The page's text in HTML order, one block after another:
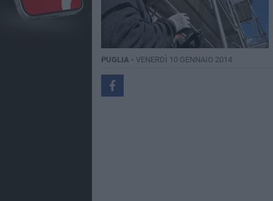
PUGLIA - VENERDÌ 10 GENNAIO 2014